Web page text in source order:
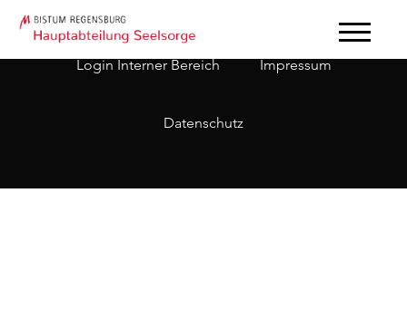
Login Interner Bereich Impressum
Datenschutz